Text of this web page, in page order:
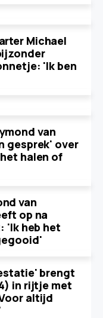
Michael
'Ik ben
van
gesprek' over
halen of
van
op na
'Ik heb het
brengt
in rijtje met
altijd